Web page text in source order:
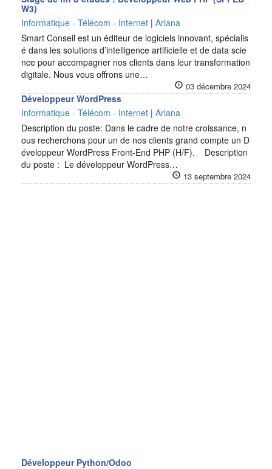
W3)
Informatique - Télécom - Internet | Ariana
Smart Conseil est un éditeur de logiciels innovant, spécialis
é dans les solutions d’intelligence artificielle et de data scie
nce pour accompagner nos clients dans leur transformation
digitale. Nous vous offrons une…
03 décembre 2024
Développeur WordPress
Informatique - Télécom - Internet | Ariana
Description du poste: Dans le cadre de notre croissance, n
ous recherchons pour un de nos clients grand compte un D
éveloppeur WordPress Front-End PHP (H/F). Description
du poste : Le développeur WordPress…
13 septembre 2024
Développeur Python/Odoo